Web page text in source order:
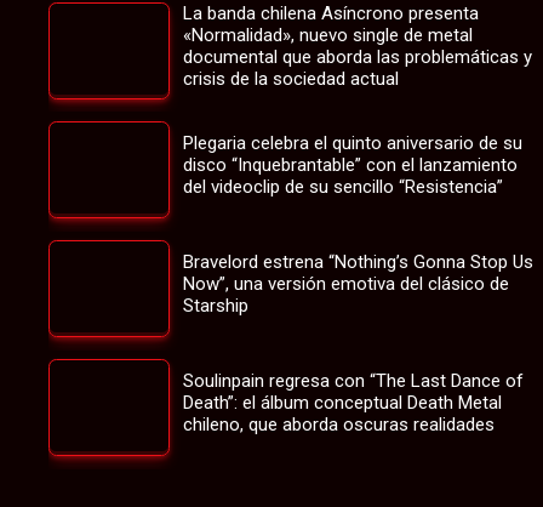
La banda chilena Asíncrono presenta
«Normalidad», nuevo single de metal
documental que aborda las problemáticas y
crisis de la sociedad actual
Plegaria celebra el quinto aniversario de su
disco “Inquebrantable” con el lanzamiento
del videoclip de su sencillo “Resistencia”
Bravelord estrena “Nothing’s Gonna Stop Us
Now”, una versión emotiva del clásico de
Starship
Soulinpain regresa con “The Last Dance of
Death”: el álbum conceptual Death Metal
chileno, que aborda oscuras realidades